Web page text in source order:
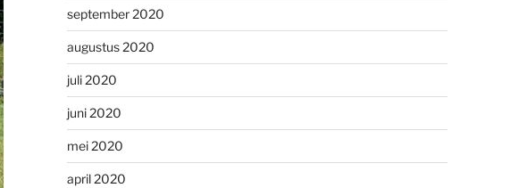
september 2020
augustus 2020
juli 2020
juni 2020
mei 2020
april 2020